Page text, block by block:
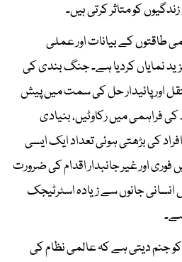
کو متاثر کرتی ہیں۔
طاقتوں کے بیانات اور عملی
نمایاں کردیا ہے۔ جنگ بندی کی
اور پائیدار حل کی سمت میں پیش
فراہمی میں رکاوٹیں، بنیادی
کی بڑھتی ہوئی تعداد ایک ایسی
اور غیر جانبدار اقدام کی ضرورت
جانوں سے زیادہ اسٹرٹیجک
جنم دیتی ہے کہ عالمی نظام کی